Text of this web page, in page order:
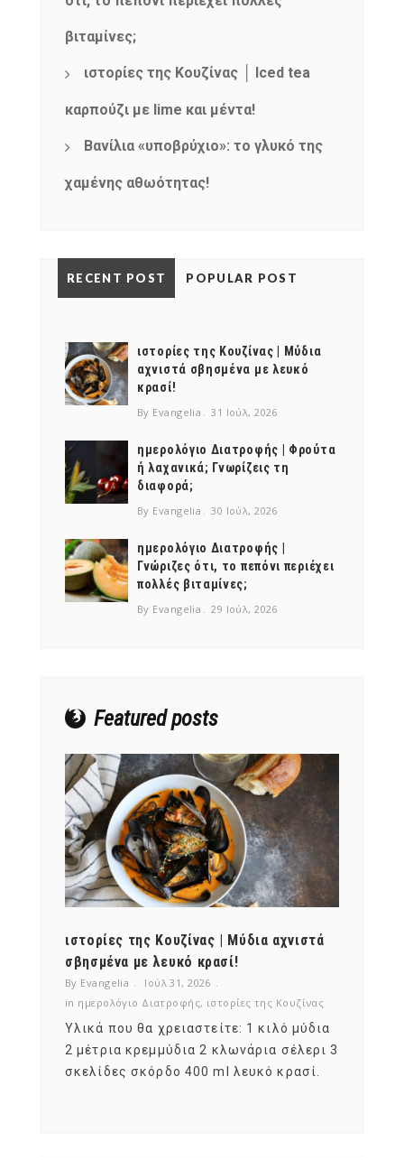
βιταμίνες;
ιστορίες της Κουζίνας │ Iced tea
καρπούζι με lime και μέντα!
Βανίλια «υποβρύχιο»: το γλυκό της
χαμένης αθωότητας!
RECENT POST POPULAR POST
ιστορίες της Κουζίνας | Μύδια
αχνιστά σβησμένα με λευκό
κρασί!
By Evangelia 31 Ιούλ, 2026
ημερολόγιο Διατροφής | Φρούτα
ή λαχανικά; Γνωρίζεις τη
διαφορά;
By Evangelia 30 Ιούλ, 2026
ημερολόγιο Διατροφής |
Γνώριζες ότι, το πεπόνι περιέχει
πολλές βιταμίνες;
By Evangelia 29 Ιούλ, 2026
Featured posts
ιστορίες της Κουζίνας | Μύδια αχνιστά
σβησμένα με λευκό κρασί!
By Evangelia
Ιούλ 31, 2026
in ημερολόγιο Διατροφής, ιστορίες της Κουζίνας
Υλικά που θα χρειαστείτε: 1 κιλό μύδια
2 μέτρια κρεμμύδια 2 κλωνάρια σέλερι 3
σκελίδες σκόρδο 400 ml λευκό κρασί.